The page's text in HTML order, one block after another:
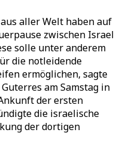
aller Welt haben auf
zwischen Israel
solle unter anderem
die notleidende
ermöglichen, sagte
am Samstag in
der ersten
die israelische
der dortigen